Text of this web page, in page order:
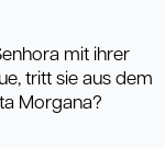
mit ihrer
tritt sie aus dem
Morgana?